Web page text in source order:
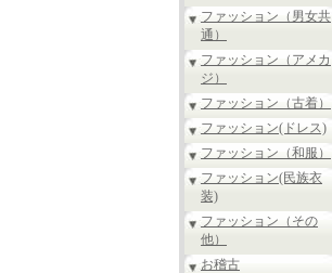
ファッション（男女共
通）
ファッション（アメカ
ジ）
ファッション（古着）
ファッション(ドレス)
ファッション（和服）
ファッション(民族衣
装)
ファッション（その
他）
お稽古